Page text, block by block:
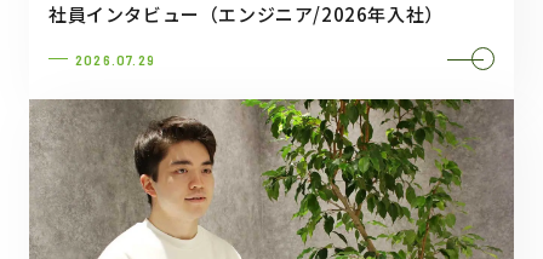
社員インタビュー（エンジニア/2026年入社）
2026.07.29